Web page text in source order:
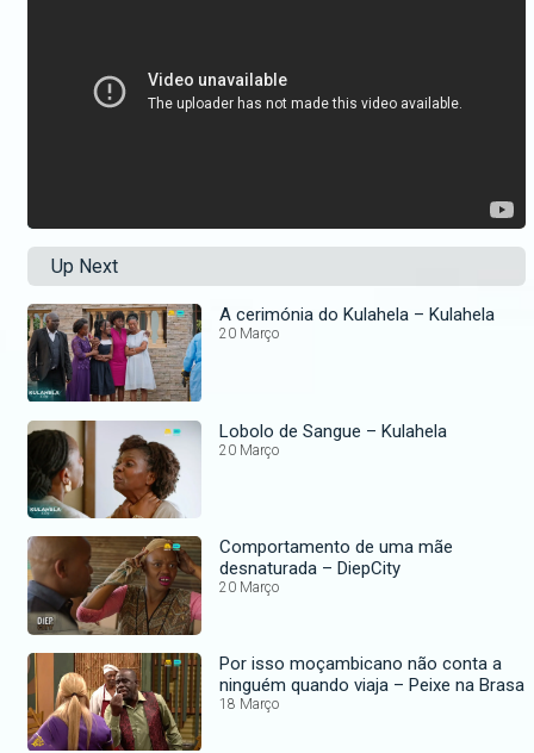
Up Next
A cerimónia do Kulahela – Kulahela
20 Março
Lobolo de Sangue – Kulahela
20 Março
Comportamento de uma mãe
desnaturada – DiepCity
20 Março
Por isso moçambicano não conta a
ninguém quando viaja – Peixe na Brasa
18 Março